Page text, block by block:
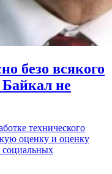
безо всякого
не
технического
оценку и оценку